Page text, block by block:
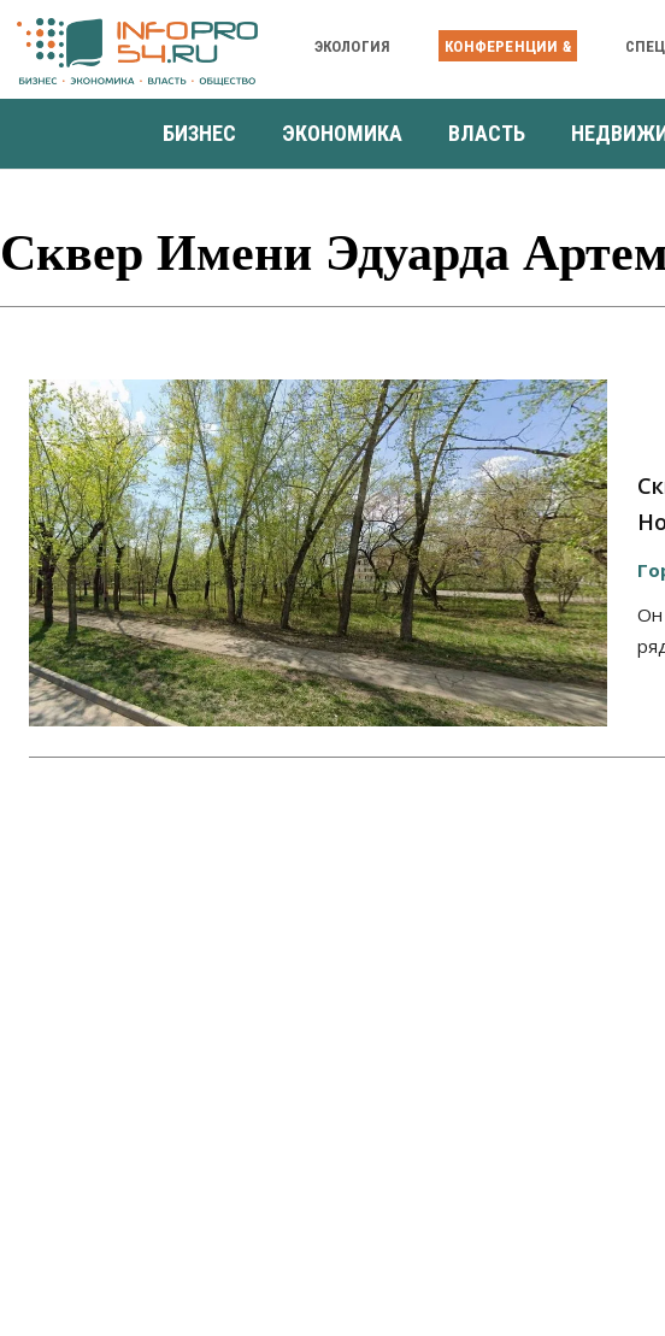
ЭКОЛОГИЯ КОНФЕРЕНЦИИ &
БИЗНЕС ЭКОНОМИКА ВЛАСТЬ
Сквер Имени Эдуарда
Он